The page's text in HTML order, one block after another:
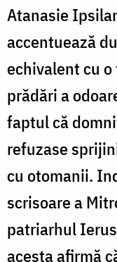
Atanasie
accentuează
echivalent cu
prădări a
faptul că
refuzase
cu otomanii.
scrisoare a
patriarhul
acesta afirmă